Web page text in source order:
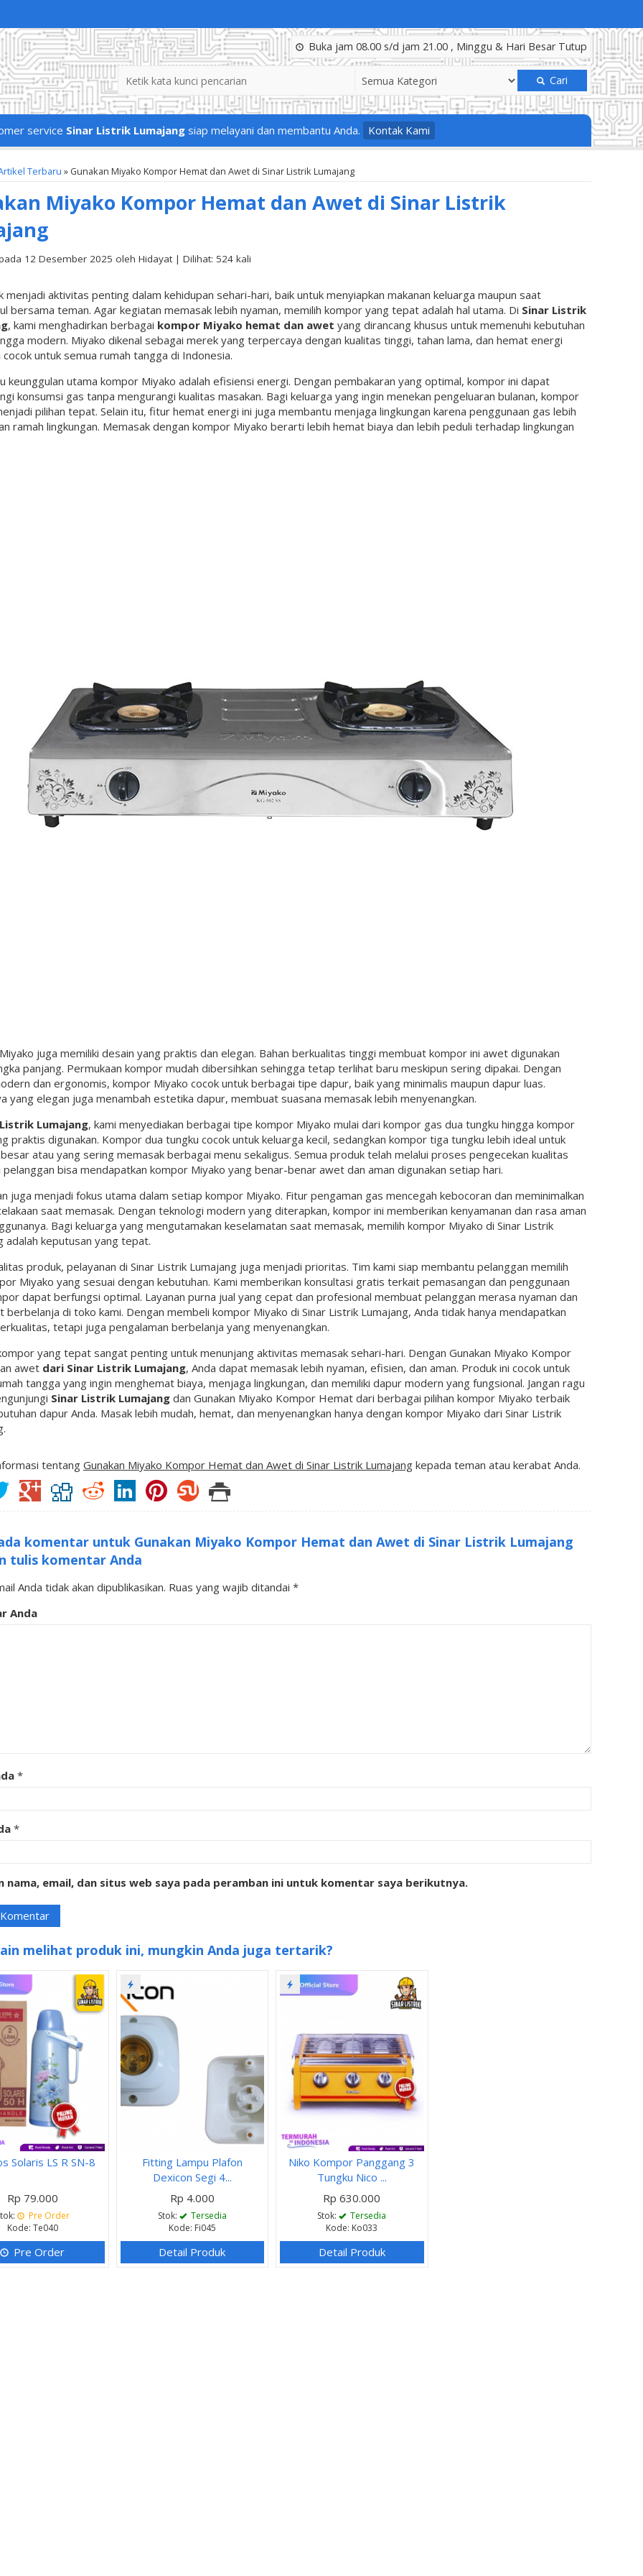
Buka jam 08.00 s/d jam 21.00 , Minggu & Hari Besar Tutup
Cari
service Sinar Listrik Lumajang siap melayani dan membantu Anda. Kontak Kami
Terbaru » Gunakan Miyako Kompor Hemat dan Awet di Sinar Listrik Lumajang
Miyako Kompor Hemat dan Awet di Sinar Listrik
12 Desember 2025 oleh Hidayat | Dilihat: 524 kali
menjadi aktivitas penting dalam kehidupan sehari-hari, baik untuk menyiapkan makanan keluarga maupun saat
bersama teman. Agar kegiatan memasak lebih nyaman, memilih kompor yang tepat adalah hal utama. Di Sinar Listrik
, kami menghadirkan berbagai kompor Miyako hemat dan awet yang dirancang khusus untuk memenuhi kebutuhan
modern. Miyako dikenal sebagai merek yang terpercaya dengan kualitas tinggi, tahan lama, dan hemat energi
cocok untuk semua rumah tangga di Indonesia.
keunggulan utama kompor Miyako adalah efisiensi energi. Dengan pembakaran yang optimal, kompor ini dapat
konsumsi gas tanpa mengurangi kualitas masakan. Bagi keluarga yang ingin menekan pengeluaran bulanan, kompor
pilihan tepat. Selain itu, fitur hemat energi ini juga membantu menjaga lingkungan karena penggunaan gas lebih
ramah lingkungan. Memasak dengan kompor Miyako berarti lebih hemat biaya dan lebih peduli terhadap lingkungan
juga memiliki desain yang praktis dan elegan. Bahan berkualitas tinggi membuat kompor ini awet digunakan
panjang. Permukaan kompor mudah dibersihkan sehingga tetap terlihat baru meskipun sering dipakai. Dengan
dan ergonomis, kompor Miyako cocok untuk berbagai tipe dapur, baik yang minimalis maupun dapur luas.
yang elegan juga menambah estetika dapur, membuat suasana memasak lebih menyenangkan.
Lumajang, kami menyediakan berbagai tipe kompor Miyako mulai dari kompor gas dua tungku hingga kompor
praktis digunakan. Kompor dua tungku cocok untuk keluarga kecil, sedangkan kompor tiga tungku lebih ideal untuk
atau yang sering memasak berbagai menu sekaligus. Semua produk telah melalui proses pengecekan kualitas
pelanggan bisa mendapatkan kompor Miyako yang benar-benar awet dan aman digunakan setiap hari.
juga menjadi fokus utama dalam setiap kompor Miyako. Fitur pengaman gas mencegah kebocoran dan meminimalkan
saat memasak. Dengan teknologi modern yang diterapkan, kompor ini memberikan kenyamanan dan rasa aman
Bagi keluarga yang mengutamakan keselamatan saat memasak, memilih kompor Miyako di Sinar Listrik
adalah keputusan yang tepat.
produk, pelayanan di Sinar Listrik Lumajang juga menjadi prioritas. Tim kami siap membantu pelanggan memilih
Miyako yang sesuai dengan kebutuhan. Kami memberikan konsultasi gratis terkait pemasangan dan penggunaan
dapat berfungsi optimal. Layanan purna jual yang cepat dan profesional membuat pelanggan merasa nyaman dan
berbelanja di toko kami. Dengan membeli kompor Miyako di Sinar Listrik Lumajang, Anda tidak hanya mendapatkan
tetapi juga pengalaman berbelanja yang menyenangkan.
yang tepat sangat penting untuk menunjang aktivitas memasak sehari-hari. Dengan Gunakan Miyako Kompor
awet dari Sinar Listrik Lumajang, Anda dapat memasak lebih nyaman, efisien, dan aman. Produk ini cocok untuk
tangga yang ingin menghemat biaya, menjaga lingkungan, dan memiliki dapur modern yang fungsional. Jangan ragu
Sinar Listrik Lumajang dan Gunakan Miyako Kompor Hemat dari berbagai pilihan kompor Miyako terbaik
dapur Anda. Masak lebih mudah, hemat, dan menyenangkan hanya dengan kompor Miyako dari Sinar Listrik
tentangGunakan Miyako Kompor Hemat dan Awet di Sinar Listrik Lumajang kepada teman atau kerabat Anda.
komentar untuk Gunakan Miyako Kompor Hemat dan Awet di Sinar Listrik Lumajang
tulis komentar Anda
Anda tidak akan dipublikasikan. Ruas yang wajib ditandai *
Anda
*
*
nama, email, dan situs web saya pada peramban ini untuk komentar saya berikutnya.
melihat produk ini, mungkin Anda juga tertarik?
Solaris LS R SN-8
Rp 79.000
Pre Order
Kode: Te040
Pre Order
Fitting Lampu Plafon
Dexicon Segi 4...
Rp 4.000
Stok:
Tersedia
Kode: Fi045
Detail Produk
Niko Kompor Panggang 3
Tungku Nico ...
Rp 630.000
Stok:
Tersedia
Kode: Ko033
Detail Produk